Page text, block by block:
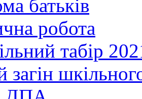
батьків
робота
табір